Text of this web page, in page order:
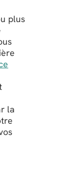
plus
la